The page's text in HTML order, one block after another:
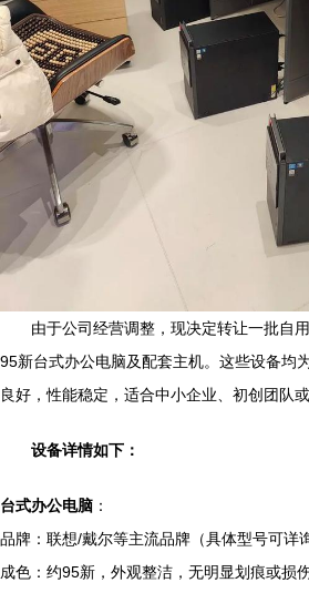
由于公司经营调整，现决定转让一批自
95新台式办公电脑及配套主机。这些设备均
良好，性能稳定，适合中小企业、初创团队
设备详情如下：
台式办公电脑 ：
品牌：联想/戴尔等主流品牌（具体型号可详询
成色：约95新，外观整洁，无明显划痕或损